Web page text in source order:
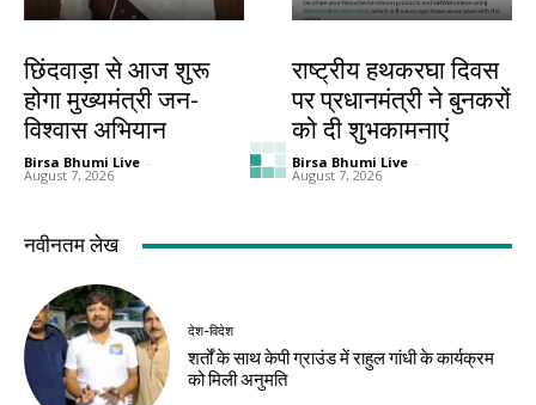
छिंदवाड़ा से आज शुरू
होगा मुख्यमंत्री जन-
विश्वास अभियान
Birsa Bhumi Live -
August 7, 2026
राष्ट्रीय हथकरघा दिवस
पर प्रधानमंत्री ने बुनकरों
को दी शुभकामनाएं
Birsa Bhumi Live -
August 7, 2026
नवीनतम लेख
देश-विदेश
शर्तों के साथ केपी ग्राउंड में राहुल गांधी के कार्यक्रम
को मिली अनुमति